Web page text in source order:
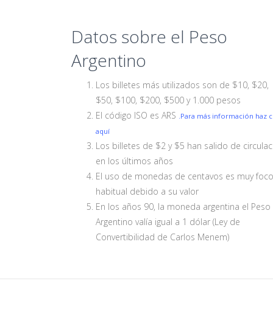
Datos sobre el Peso
Argentino
Los billetes más utilizados son de $10, $20,
$50, $100, $200, $500 y 1.000 pesos
El código ISO es ARS .Para más información haz
aquí
Los billetes de $2 y $5 han salido de
en los últimos años
El uso de monedas de centavos es muy foco
habitual debido a su valor
En los años 90, la moneda argentina el Peso
Argentino valía igual a 1 dólar (Ley de
Convertibilidad de Carlos Menem)